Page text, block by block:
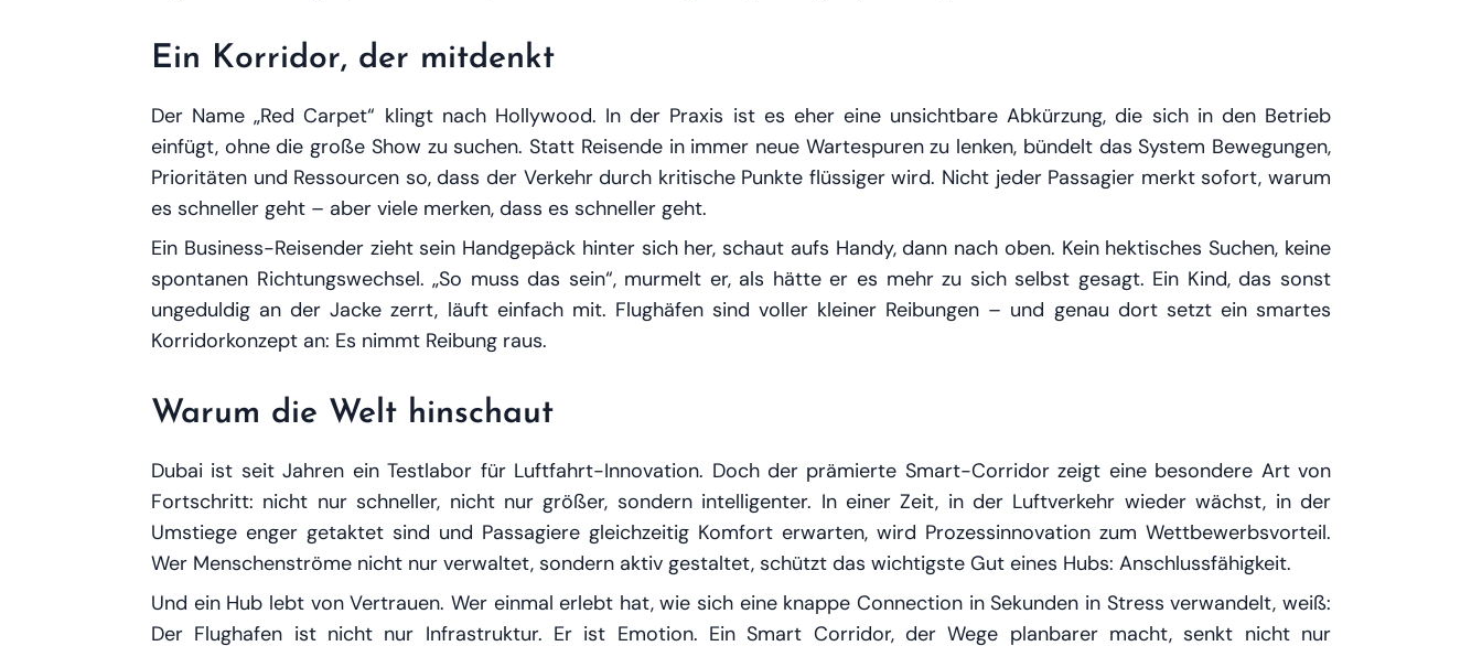
Ein Korridor, der mitdenkt
Der Name „Red Carpet“ klingt nach Hollywood. In der Praxis ist es eher eine unsichtbare Abkürzung, die sich in den Betrieb
einfügt, ohne die große Show zu suchen. Statt Reisende in immer neue Wartespuren zu lenken, bündelt das System Bewegungen,
Prioritäten und Ressourcen so, dass der Verkehr durch kritische Punkte flüssiger wird. Nicht jeder Passagier merkt sofort, warum
es schneller geht – aber viele merken, dass es schneller geht.
Ein Business-Reisender zieht sein Handgepäck hinter sich her, schaut aufs Handy, dann nach oben. Kein hektisches Suchen, keine
spontanen Richtungswechsel. „So muss das sein“, murmelt er, als hätte er es mehr zu sich selbst gesagt. Ein Kind, das sonst
ungeduldig an der Jacke zerrt, läuft einfach mit. Flughäfen sind voller kleiner Reibungen – und genau dort setzt ein smartes
Korridorkonzept an: Es nimmt Reibung raus.
Warum die Welt hinschaut
Dubai ist seit Jahren ein Testlabor für Luftfahrt-Innovation. Doch der prämierte Smart-Corridor zeigt eine besondere Art von
Fortschritt: nicht nur schneller, nicht nur größer, sondern intelligenter. In einer Zeit, in der Luftverkehr wieder wächst, in der
Umstiege enger getaktet sind und Passagiere gleichzeitig Komfort erwarten, wird Prozessinnovation zum Wettbewerbsvorteil.
Wer Menschenströme nicht nur verwaltet, sondern aktiv gestaltet, schützt das wichtigste Gut eines Hubs: Anschlussfähigkeit.
Und ein Hub lebt von Vertrauen. Wer einmal erlebt hat, wie sich eine knappe Connection in Sekunden in Stress verwandelt, weiß:
Der Flughafen ist nicht nur Infrastruktur. Er ist Emotion. Ein Smart Corridor, der Wege planbarer macht, senkt nicht nur